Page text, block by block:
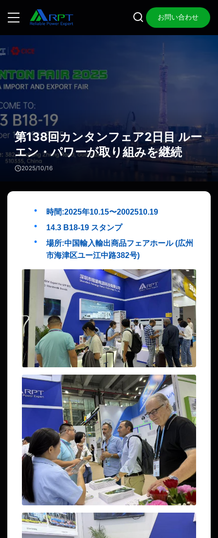
お問い合わせ
第138回カンタンフェア2日目 ルー
エン・パワーが取り組みを継続
2025/10/16
時間:2025年10.15〜2002510.19
14.3 B18-19 スタンプ
場所:中国輸入輸出商品フェアホール (広州
市海津区ユー江中路382号)